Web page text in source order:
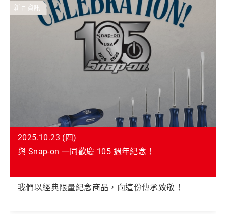
新品資訊
2025.10.23 (四)
與 Snap-on 一同歡慶 105 週年紀念！
我們以經典限量紀念商品，向這份傳承致敬！